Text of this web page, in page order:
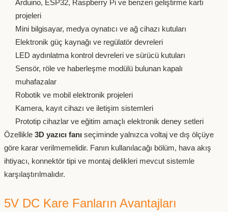
Arduino, ESP32, Raspberry Pi ve benzeri geliştirme kartı
projeleri
Mini bilgisayar, medya oynatıcı ve ağ cihazı kutuları
Elektronik güç kaynağı ve regülatör devreleri
LED aydınlatma kontrol devreleri ve sürücü kutuları
Sensör, röle ve haberleşme modülü bulunan kapalı
muhafazalar
Robotik ve mobil elektronik projeleri
Kamera, kayıt cihazı ve iletişim sistemleri
Prototip cihazlar ve eğitim amaçlı elektronik deney setleri
Özellikle 3D yazıcı fanı seçiminde yalnızca voltaj ve dış ölçüye
göre karar verilmemelidir. Fanın kullanılacağı bölüm, hava akış
ihtiyacı, konnektör tipi ve montaj delikleri mevcut sistemle
karşılaştırılmalıdır.
5V DC Kare Fanların Avantajları